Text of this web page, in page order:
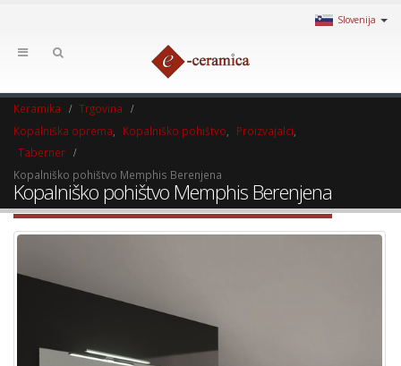
Slovenija
Keramika
Trgovina
Kopalniška oprema
Kopalniško pohištvo Proizvajalci
Taberner
Kopalniško pohištvo Memphis Berenjena
Kopalniško pohištvo Memphis Berenjena